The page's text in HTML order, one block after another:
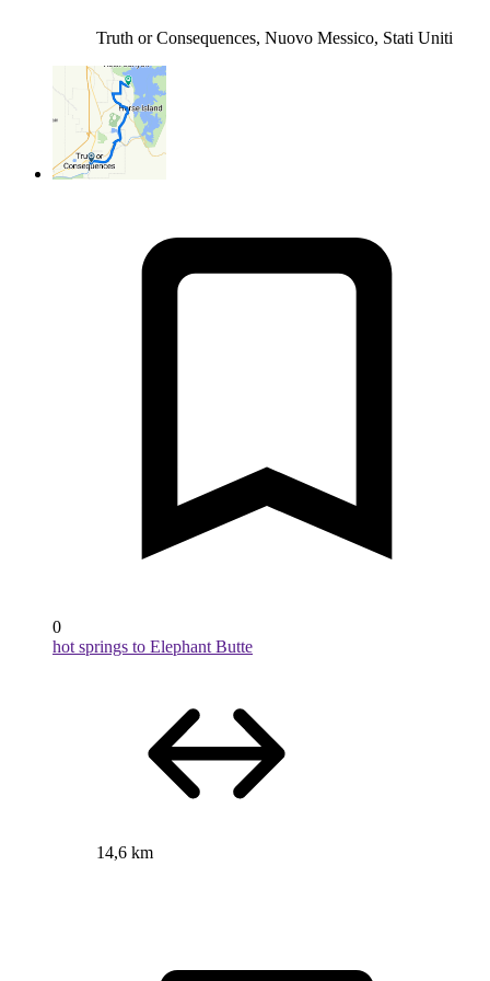
Truth or Consequences, Nuovo Messico, Stati Uniti
0
hot springs to Elephant Butte
14,6 km